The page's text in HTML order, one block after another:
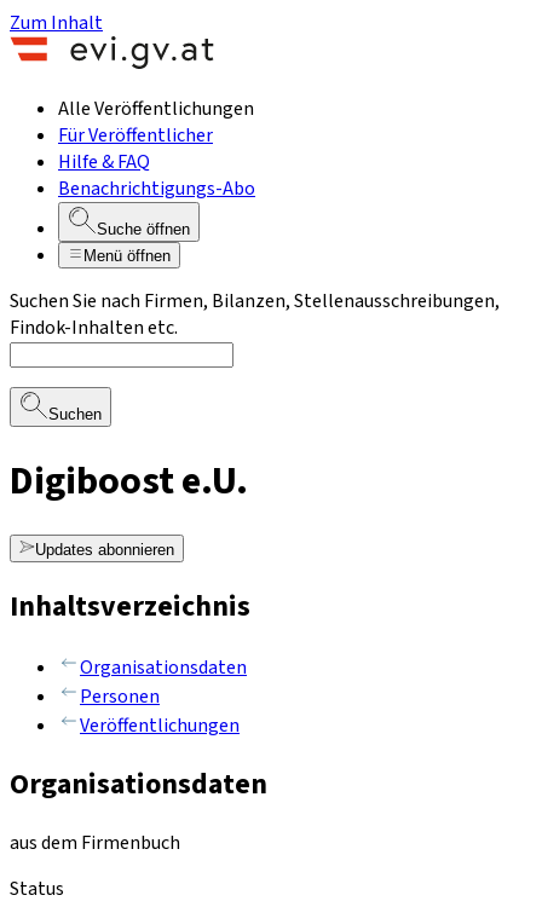
Zum Inhalt
Alle Veröffentlichungen
Für Veröffentlicher
Hilfe & FAQ
Benachrichtigungs-Abo
Suche öffnen
Menü öffnen
Suchen Sie nach Firmen, Bilanzen, Stellenausschreibungen,
Findok-Inhalten etc.
Suchen
Digiboost e.U.
Updates abonnieren
Inhaltsverzeichnis
Organisationsdaten
Personen
Veröffentlichungen
Organisationsdaten
aus dem Firmenbuch
Status